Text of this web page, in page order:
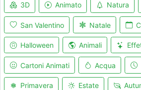
3D Animato Natura
San Valentino Natale
Halloween Animali
Cartoni Animati Acqua
Primavera Estate